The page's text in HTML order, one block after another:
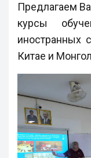
Предлагаем
курсы
иностранных
Китае и